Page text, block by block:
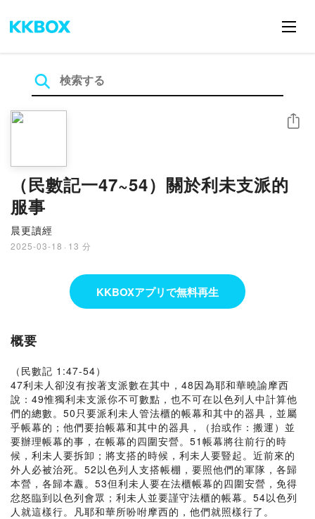
（民數記一47~54）關於利未支派的
服事
晨更讀經
2025-03-18 · 13 分
シェア
KKBOXアプリで無料再生
概要
（民數記 1:47-54）
47利未人卻沒有按著支派數在其中，48因為耶和華曉諭摩西
說：49惟獨利未支派你不可數點，也不可在以色列人中計算他
們的總數。50只要派利未人管法櫃的帳幕和其中的器具，並屬
乎帳幕的；他們要抬帳幕和其中的器具，（抬或作：搬運）並
要辦理帳幕的事，在帳幕的四圍安營。51帳幕將往前行的時
候，利未人要拆卸；將支搭的時候，利未人要豎起。近前來的
外人必被治死。52以色列人支搭帳棚，要照他們的軍隊，各歸
本營，各歸本纛。53但利未人要在法櫃帳幕的四圍安營，免得
忿怒臨到以色列會眾；利未人並要謹守法櫃的帳幕。54以色列
人就這樣行。凡耶和華所吩咐摩西的，他們就照樣行了。